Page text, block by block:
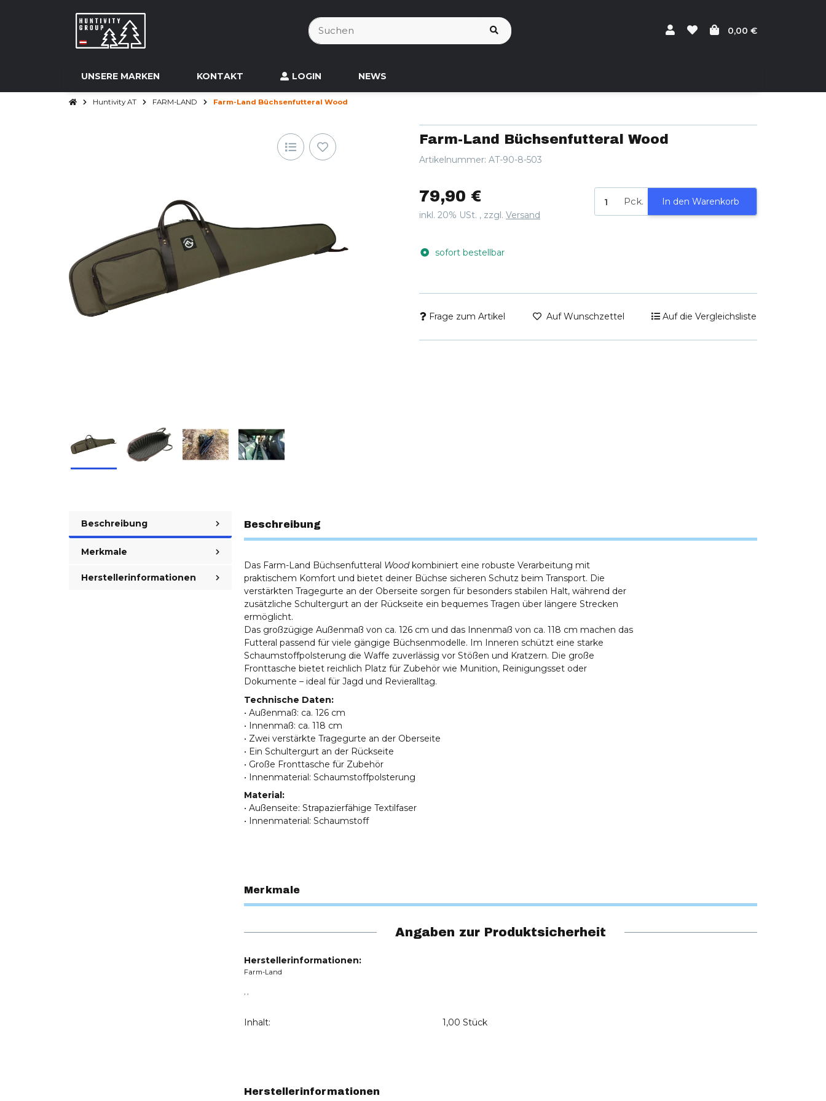
0,00 €
UNSERE MARKEN KONTAKT LOGIN NEWS
Huntivity AT FARM-LAND Farm-Land Büchsenfutteral Wood
Farm-Land Büchsenfutteral Wood
Artikelnummer: AT-90-8-503
79,90 €
inkl. 20% USt. , zzgl. Versand
sofort bestellbar
Pck. In den Warenkorb
Frage zum Artikel Auf Wunschzettel Auf die Vergleichsliste
Beschreibung
Merkmale
Herstellerinformationen
Beschreibung
Das Farm-Land Büchsenfutteral Woodkombiniert eine robuste Verarbeitung mit
praktischem Komfort und bietet deiner Büchse sicheren Schutz beim Transport. Die
verstärkten Tragegurte an der Oberseite sorgen für besonders stabilen Halt, während der
zusätzliche Schultergurt an der Rückseite ein bequemes Tragen über längere Strecken
ermöglicht.
Das großzügige Außenmaß von ca. 126 cm und das Innenmaß von ca. 118 cm machen das
Futteral passend für viele gängige Büchsenmodelle. Im Inneren schützt eine starke
Schaumstoffpolsterung die Waffe zuverlässig vor Stößen und Kratzern. Die große
Fronttasche bietet reichlich Platz für Zubehör wie Munition, Reinigungsset oder
Dokumente – ideal für Jagd und Revieralltag.
Technische Daten:
• Außenmaß: ca. 126 cm
• Innenmaß: ca. 118 cm
• Zwei verstärkte Tragegurte an der Oberseite
• Ein Schultergurt an der Rückseite
• Große Fronttasche für Zubehör
• Innenmaterial: Schaumstoffpolsterung
Material:
• Außenseite: Strapazierfähige Textilfaser
• Innenmaterial: Schaumstoff
Merkmale
Angaben zur Produktsicherheit
Herstellerinformationen:
Farm-Land
, ,
Inhalt: 1,00 Stück
Herstellerinformationen